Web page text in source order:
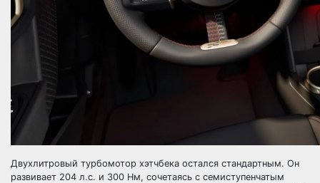
Двухлитровый турбомотор хэтчбека остался стандартным. Он
развивает 204 л.с. и 300 Нм, сочетаясь с семиступенчатым